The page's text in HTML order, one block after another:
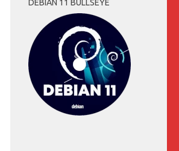
DEBIAN 11 BULLSEYE